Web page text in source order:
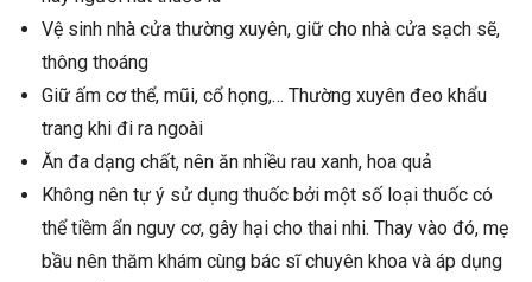
Vệ sinh nhà cửa thường xuyên, giữ cho nhà cửa sạch sẽ,
thông thoáng
Giữ ấm cơ thể, mũi, cổ họng,… Thường xuyên đeo khẩu
trang khi đi ra ngoài
Ăn đa dạng chất, nên ăn nhiều rau xanh, hoa quả
Không nên tự ý sử dụng thuốc bởi một số loại thuốc có
thể tiềm ẩn nguy cơ, gây hại cho thai nhi. Thay vào đó, mẹ
bầu nên thăm khám cùng bác sĩ chuyên khoa và áp dụng